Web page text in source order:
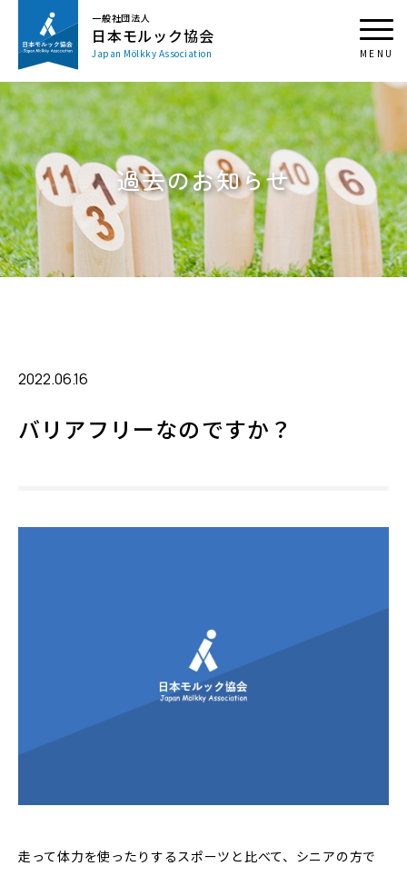
一般社団法人
日本モルック協会
Japan Mölkky Association
過去のお知らせ
2022.06.16
バリアフリーなのですか？
走って体力を使ったりするスポーツと比べて、シニアの方で